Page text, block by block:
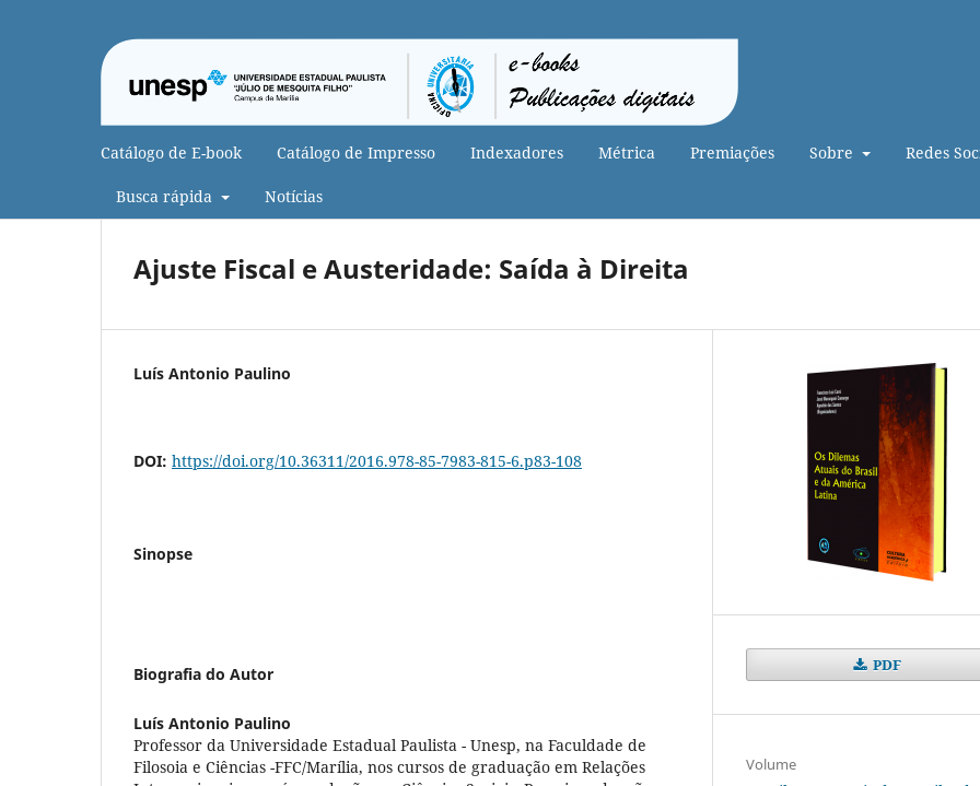
Catálogo de E-book Catálogo de Impresso Indexadores Métrica Premiações Sobre Redes
Busca rápida Notícias
Ajuste Fiscal e Austeridade: Saída à Direita
Luís Antonio Paulino
DOI: https://doi.org/10.36311/2016.978-85-7983-815-6.p83-108
Sinopse
Biografia do Autor
Luís Antonio Paulino
Professor da Universidade Estadual Paulista - Unesp, na Faculdade de
Filosoia e Ciências -FFC/Marília, nos cursos de graduação em Relações
PDF
Volume